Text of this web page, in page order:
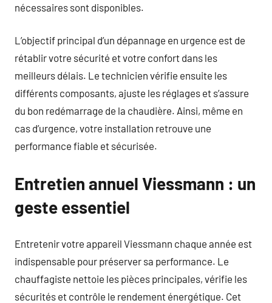
nécessaires sont disponibles.
L’objectif principal d’un dépannage en urgence est de
rétablir votre sécurité et votre confort dans les
meilleurs délais. Le technicien vérifie ensuite les
différents composants, ajuste les réglages et s’assure
du bon redémarrage de la chaudière. Ainsi, même en
cas d’urgence, votre installation retrouve une
performance fiable et sécurisée.
Entretien annuel Viessmann : un
geste essentiel
Entretenir votre appareil Viessmann chaque année est
indispensable pour préserver sa performance. Le
chauffagiste nettoie les pièces principales, vérifie les
sécurités et contrôle le rendement énergétique. Cet